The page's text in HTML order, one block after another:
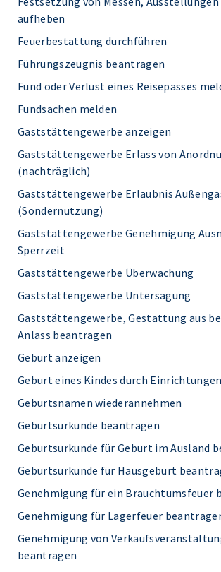
aufheben
Feuerbestattung durchführen
Führungszeugnis beantragen
Fund oder Verlust eines Reisepasses
Fundsachen melden
Gaststättengewerbe anzeigen
Gaststättengewerbe Erlass von
(nachträglich)
Gaststättengewerbe Erlaubnis
(Sondernutzung)
Gaststättengewerbe Genehmigung
Sperrzeit
Gaststättengewerbe Überwachung
Gaststättengewerbe Untersagung
Gaststättengewerbe, Gestattung aus
Anlass beantragen
Geburt anzeigen
Geburt eines Kindes durch
Geburtsnamen wiederannehmen
Geburtsurkunde beantragen
Geburtsurkunde für Geburt im Ausland
Geburtsurkunde für Hausgeburt
Genehmigung für ein Brauchtumsfeuer
Genehmigung für Lagerfeuer
Genehmigung von
beantragen